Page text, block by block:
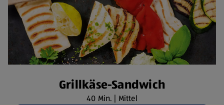
Grillkäse-Sandwich
40 Min. | Mittel